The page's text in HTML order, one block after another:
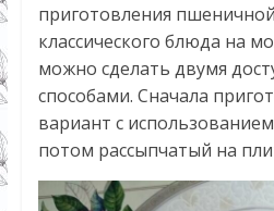
приготовления
классического блюда на
можно сделать двумя
способами. Сначала
вариант с
потом рассыпчатый на